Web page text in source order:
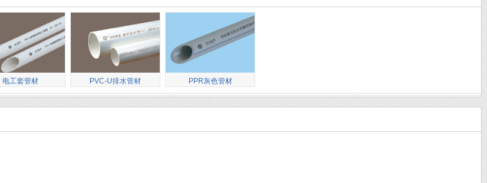
电工套管材 PVC-U排水管材 PPR灰色管材